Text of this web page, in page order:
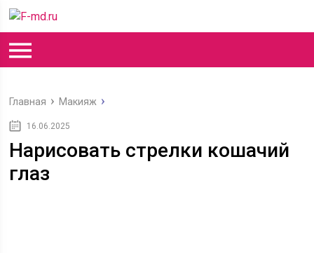
Главная Макияж
16.06.2025
Нарисовать стрелки кошачий
глаз